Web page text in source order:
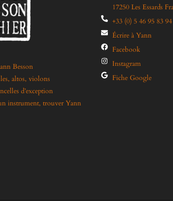
Besson
altos, violons
d’exception
instrument, trouver Yann
17250 Les Essards
+33 (0) 5 46 95 83 94
Écrire à Yann
Facebook
Instagram
Fiche Google